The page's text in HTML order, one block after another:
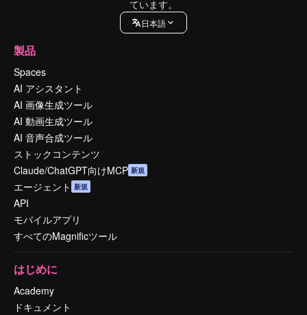
ています。
日本語
製品
Spaces
AI アシスタント
AI 画像生成ツール
AI 動画生成ツール
AI 音声合成ツール
ストックコンテンツ
Claude/ChatGPT向けMCP 新規
エージェント 新規
API
モバイルアプリ
すべてのMagnificツール
はじめに
Academy
ドキュメント